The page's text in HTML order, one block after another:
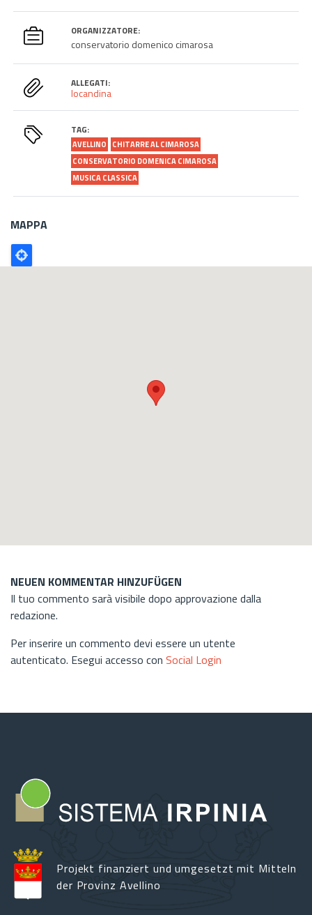
ORGANIZZATORE:
conservatorio domenico cimarosa
ALLEGATI:
locandina
TAG:
AVELLINO
CHITARRE AL CIMAROSA
CONSERVATORIO DOMENICA CIMAROSA
MUSICA CLASSICA
MAPPA
Poligono
GEO
NEUEN KOMMENTAR HINZUFÜGEN
Il tuo commento sarà visibile dopo approvazione dalla
redazione.
Per inserire un commento devi essere un utente
autenticato. Esegui accesso con Social Login
Projekt finanziert und umgesetzt mit Mitteln
der Provinz Avellino